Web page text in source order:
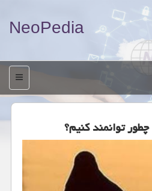
NeoPedia
منو
توانمند كنیم؟